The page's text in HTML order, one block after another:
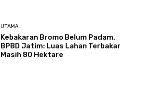
UTAMA
Kebakaran Bromo Belum Padam,
BPBD Jatim: Luas Lahan Terbakar
Masih 80 Hektare